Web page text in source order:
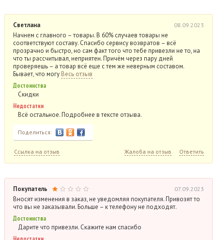
Светлана 08.09.2023
Начнем с главного – товары. В 60% случаев товары не
соответствуют составу. Спасибо сервису возвратов – всё
прозрачно и быстро, но сам факт того что тебе привезли не то, на
что ты рассчитывал, неприятен. Причём через пару дней
проверяешь – а товар всё еще с тем же неверным составом.
Бывает, что могу Весь отзыв
Достоинства
Скидки
Недостатки
Всё остальное. Подробнее в тексте отзыва.
Поделиться:
Ссылка на отзыв Жалоба на отзыв Ответить
Покупатель 07.09.2023
Вносят изменения в заказ, не уведомляя покупателя. Привозят то
что вы не заказывали. Больше – к телефону не подходят.
Достоинства
Дарите что привезли. Скажите нам спасибо